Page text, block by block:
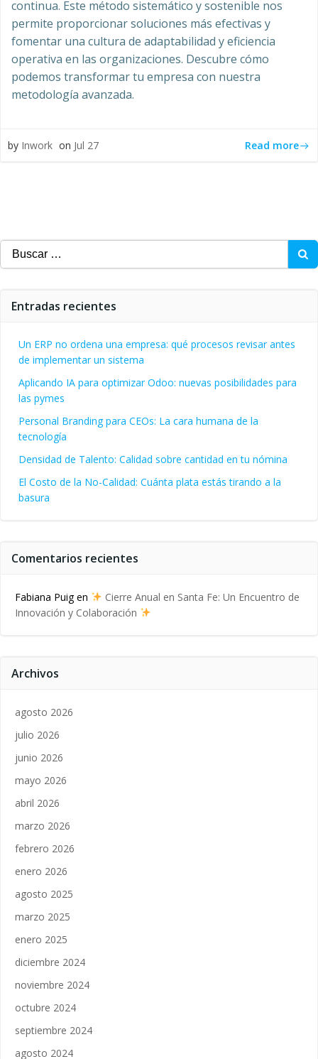
continua. Este método sistemático y sostenible nos
permite proporcionar soluciones más efectivas y
fomentar una cultura de adaptabilidad y eficiencia
operativa en las organizaciones. Descubre cómo
podemos transformar tu empresa con nuestra
metodología avanzada.
by Inwork on Jul 27 Read more
Buscar:
Entradas recientes
Un ERP no ordena una empresa: qué procesos revisar antes
de implementar un sistema
Aplicando IA para optimizar Odoo: nuevas posibilidades para
las pymes
Personal Branding para CEOs: La cara humana de la
tecnología
Densidad de Talento: Calidad sobre cantidad en tu nómina
El Costo de la No-Calidad: Cuánta plata estás tirando a la
basura
Comentarios recientes
Fabiana Puigen
Cierre Anual en Santa Fe: Un Encuentro de
Innovación y Colaboración
Archivos
agosto 2026
julio 2026
junio 2026
mayo 2026
abril 2026
marzo 2026
febrero 2026
enero 2026
agosto 2025
marzo 2025
enero 2025
diciembre 2024
noviembre 2024
octubre 2024
septiembre 2024
agosto 2024